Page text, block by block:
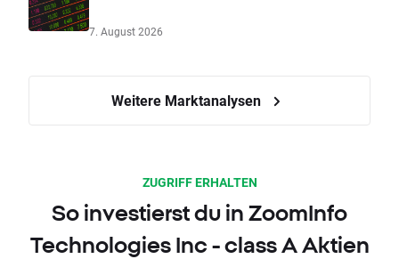
7. August 2026
Weitere Marktanalysen
ZUGRIFF ERHALTEN
So investierst du in ZoomInfo
Technologies Inc - class A Aktien